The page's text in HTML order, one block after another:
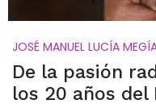
JOSÉ MANUEL LUCÍA
De la pasión
los 20 años del